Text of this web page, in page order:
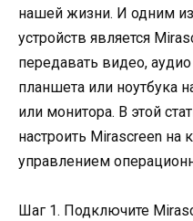
нашей жизни. И одним
устройств является
передавать видео,
планшета или ноутбука
или монитора. В этой
настроить Mirascreen на
управлением
Шаг 1. Подключите